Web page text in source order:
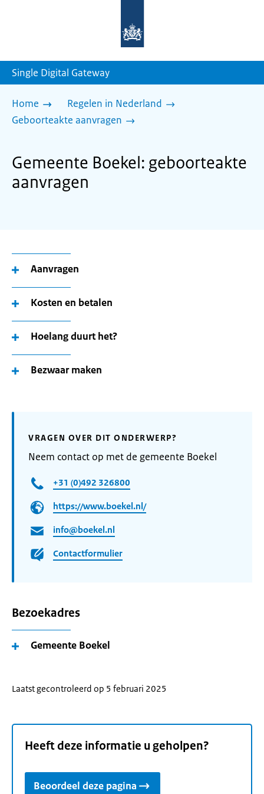
homepage
Single Digital Gateway
Home
Regelen in Nederland
Geboorteakte aanvragen
Gemeente Boekel: geboorteakte
aanvragen
Aanvragen
Kosten en betalen
Hoelang duurt het?
Bezwaar maken
VRAGEN OVER DIT ONDERWERP?
Neem contact op met de gemeente Boekel
+31 (0)492 326800
https://www.boekel.nl/
info@boekel.nl
Contactformulier
Bezoekadres
Gemeente Boekel
Laatst gecontroleerd op 5 februari 2025
Heeft deze informatie u geholpen?
Beoordeel deze pagina